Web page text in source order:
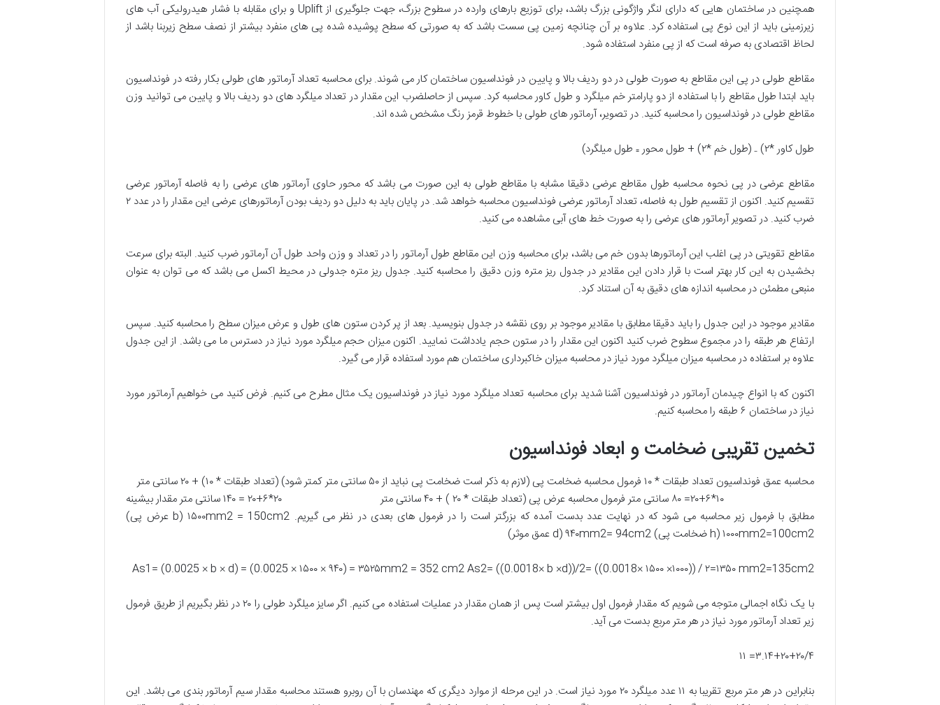
همچنین در ساختمان هایی که دارای لنگر واژگونی بزرگ باشد، برای توزیع بارهای وارده در سطوح بزرگ، جهت جلوگیری از Uplift و برای مقابله با فشار هیدرولیکی آب های
زیرزمینی باید از این نوع پی استفاده کرد. علاوه بر آن چنانچه زمین پی سست باشد که به صورتی که سطح پوشیده شده پی های منفرد بیشتر از نصف سطح زیربنا باشد از
لحاظ اقتصادی به صرفه است که از پی منفرد استفاده شود.
مقاطع طولی در پی این مقاطع به صورت طولی در دو ردیف بالا و پایین در فونداسیون ساختمان کار می شوند. برای محاسبه تعداد آرماتور های طولی بکار رفته در فونداسیون
باید ابتدا طول مقاطع را با استفاده از دو پارامتر خم میلگرد و طول کاور محاسبه کرد. سپس از حاصلضرب این مقدار در تعداد میلگرد های دو ردیف بالا و پایین می توانید وزن
مقاطع طولی در فونداسیون را محاسبه کنید. در تصویر، آرماتور های طولی با خطوط قرمز رنگ مشخص شده اند.
طول کاور *۲) ₋ (طول خم *۲) + طول محور ₌ طول میلگرد)
مقاطع عرضی در پی نحوه محاسبه طول مقاطع عرضی دقیقا مشابه با مقاطع طولی به این صورت می باشد که محور حاوی آرماتور های عرضی را به فاصله آرماتور عرضی
تقسیم کنید. اکنون از تقسیم طول به فاصله، تعداد آرماتور عرضی فونداسیون محاسبه خواهد شد. در پایان باید به دلیل دو ردیف بودن آرماتورهای عرضی این مقدار را در عدد ۲
ضرب کنید. در تصویر آرماتور های عرضی را به صورت خط های آبی مشاهده می کنید.
مقاطع تقویتی در پی اغلب این آرماتورها بدون خم می باشد، برای محاسبه وزن این مقاطع طول آرماتور را در تعداد و وزن واحد طول آن آرماتور ضرب کنید. البته برای سرعت
بخشیدن به این کار بهتر است با قرار دادن این مقادیر در جدول ریز متره وزن دقیق را محاسبه کنید. جدول ریز متره جدولی در محیط اکسل می باشد که می توان به عنوان
منبعی مطمئن در محاسبه اندازه های دقیق به آن استناد کرد.
مقادیر موجود در این جدول را باید دقیقا مطابق با مقادیر موجود بر روی نقشه در جدول بنویسید. بعد از پر کردن ستون های طول و عرض میزان سطح را محاسبه کنید. سپس
ارتفاع هر طبقه را در مجموع سطوح ضرب کنید اکنون این مقدار را در ستون حجم یادداشت نمایید. اکنون میزان حجم میلگرد مورد نیاز در دسترس ما می باشد. از این جدول
علاوه بر استفاده در محاسبه میزان میلگرد مورد نیاز در محاسبه میزان خاکبرداری ساختمان هم مورد استفاده قرار می گیرد.
اکنون که با انواع چیدمان آرماتور در فونداسیون آشنا شدید برای محاسبه تعداد میلگرد مورد نیاز در فونداسیون یک مثال مطرح می کنیم. فرض کنید می خواهیم آرماتور مورد
نیاز در ساختمان ۶ طبقه را محاسبه کنیم.
تخمین تقریبی ضخامت و ابعاد فونداسیون
محاسبه عمق فونداسیون تعداد طبقات * ۱۰ فرمول محاسبه ضخامت پی (لازم به ذکر است ضخامت پی نباید از ۵۰ سانتی متر کمتر شود) (تعداد طبقات * ۱۰) + ۲۰ سانتی متر
۱۰*۶+۲۰= ۸۰ سانتی متر فرمول محاسبه عرض پی (تعداد طبقات * ۲۰ ) + ۴۰ سانتی متر ۲۰*۶+۲۰ = ۱۴۰ سانتی متر مقدار بیشینه
مطابق با فرمول زیر محاسبه می شود که در نهایت عدد بدست آمده که بزرگتر است را در فرمول های بعدی در نظر می گیریم. ۱۵۰۰mm2 = 150cm2 (b عرض پی)
۱۰۰۰mm2=100cm2 (h ضخامت پی) ۹۴۰mm2= 94cm2 (d عمق موثر)
As1= (0.0025 × b × d) = (0.0025 × ۱۵۰۰ × ۹۴۰) = ۳۵۲۵mm2 = 352 cm2 As2= ((0.0018× b ×d))/2= ((0.0018× ۱۵۰۰ ×۱۰۰۰)) / ۲=۱۳۵۰ mm2=135cm2
با یک نگاه اجمالی متوجه می شویم که مقدار فرمول اول بیشتر است پس از همان مقدار در عملیات استفاده می کنیم. اگر سایز میلگرد طولی را ۲۰ در نظر بگیریم از طریق فرمول
زیر تعداد آرماتور مورد نیاز در هر متر مربع بدست می آید.
۳.۱۴+۲۰+۲۰/۴= ۱۱
بنابراین در هر متر مربع تقریبا به ۱۱ عدد میلگرد ۲۰ مورد نیاز است. در این مرحله از موارد دیگری که مهندسان با آن روبرو هستند محاسبه مقدار سیم آرماتور بندی می باشد. این